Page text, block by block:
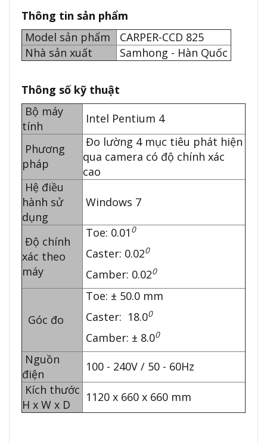
Thông tin sản phẩm
Model sản phẩm
CARPER-CCD 825
Nhà sản xuất
Samhong - Hàn Quốc
Thông số kỹ thuật
Bộ máy
tính
Intel Pentium 4
Phương
pháp
Đo lường 4 mục tiêu phát hiện
qua camera có độ chính xác
cao
Hệ điều
hành sử
dụng
Windows 7
Độ chính
xác theo
máy
Toe: 0.01 0
Caster: 0.020
Camber: 0.020
Góc đo
Toe: ± 50.0 mm
Caster: 18.00
Camber: ± 8.00
Nguồn
điện
100 - 240V / 50 - 60Hz
Kích thước
H x W x D
1120 x 660 x 660 mm